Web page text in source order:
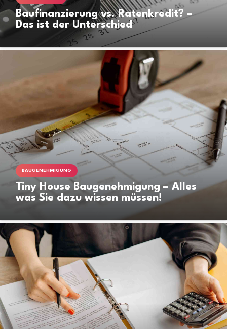
Baufinanzierung vs. Ratenkredit? –
Das ist der Unterschied
BAUGENEHMIGUNG
Tiny House Baugenehmigung – Alles
was Sie dazu wissen müssen!